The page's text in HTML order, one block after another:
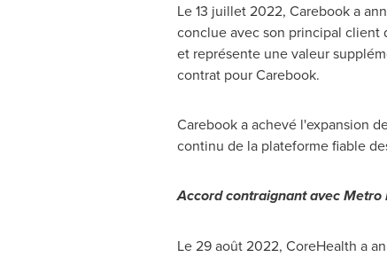
Le 13 juillet 2022, Carebook a
conclue avec son principal client
et représente une valeur
contrat pour Carebook.
Carebook a achevé l'expansion
continu de la plateforme fiable
Accord contraignant avec Metro
Le 29 août 2022, CoreHealth a